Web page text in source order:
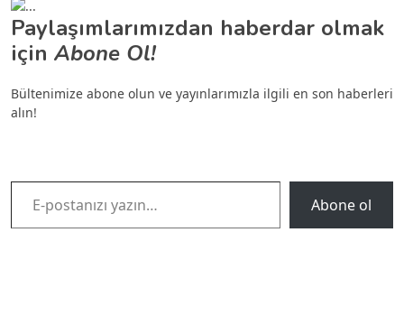
Paylaşımlarımızdan haberdar olmak
için Abone Ol!
Bültenimize abone olun ve yayınlarımızla ilgili en son haberleri
alın!
E-postanızı yazın…
Abone ol